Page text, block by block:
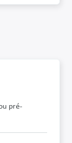
pré-